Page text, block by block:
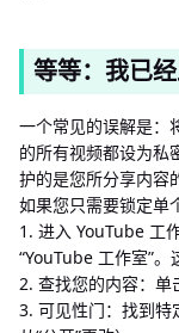
等等：我已
一个常见的误解是：
的所有视频都设为私
护的是您所分享内容
如果您只需要锁定单
1. 进入 YouTube 工
“YouTube 工作室”。
2. 查找您的内容：单
3. 可见性门：找到特